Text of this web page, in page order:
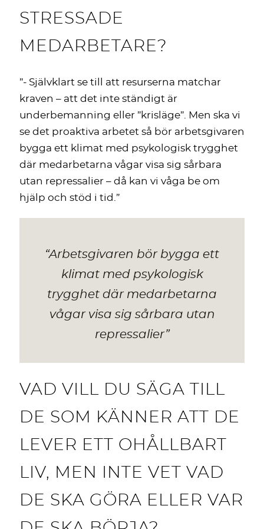
STRESSADE
MEDARBETARE?
”- Självklart se till att resurserna matchar
kraven – att det inte ständigt är
underbemanning eller ”krisläge”. Men ska vi
se det proaktiva arbetet så bör arbetsgivaren
bygga ett klimat med psykologisk trygghet
där medarbetarna vågar visa sig sårbara
utan repressalier – då kan vi våga be om
hjälp och stöd i tid.”
“Arbetsgivaren bör bygga ett
klimat med psykologisk
trygghet där medarbetarna
vågar visa sig sårbara utan
repressalier”
VAD VILL DU SÄGA TILL
DE SOM KÄNNER ATT DE
LEVER ETT OHÅLLBART
LIV, MEN INTE VET VAD
DE SKA GÖRA ELLER VAR